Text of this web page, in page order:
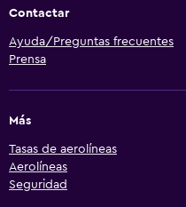
Contactar
Ayuda/Preguntas frecuentes
Prensa
Más
Tasas de aerolíneas
Aerolíneas
Seguridad